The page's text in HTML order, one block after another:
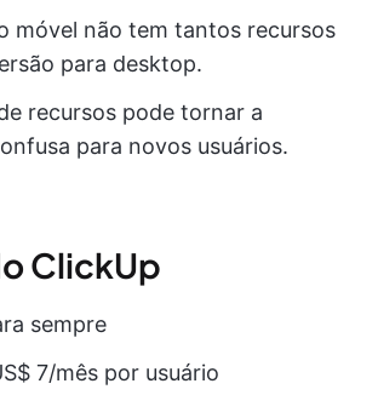
móvel não tem tantos recursos
para desktop.
recursos pode tornar a
para novos usuários.
ClickUp
sempre
7/mês por usuário